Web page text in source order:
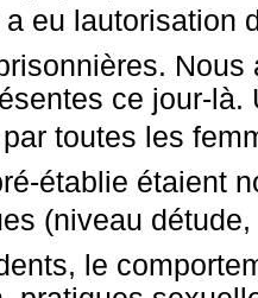
eu lautorisation
ce jour-
toutes les
établie étaient
(niveau
le